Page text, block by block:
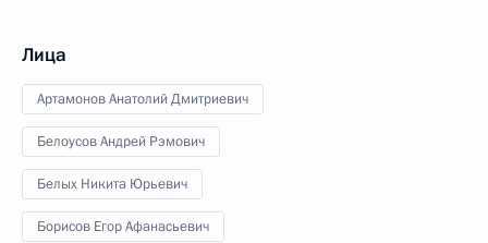
Лица
Артамонов Анатолий Дмитриевич
Белоусов Андрей Рэмович
Белых Никита Юрьевич
Борисов Егор Афанасьевич